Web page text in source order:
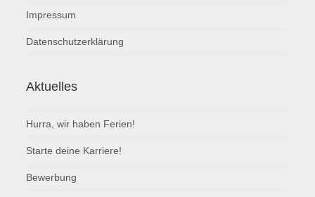
Impressum
Datenschutzerklärung
Aktuelles
Hurra, wir haben Ferien!
Starte deine Karriere!
Bewerbung